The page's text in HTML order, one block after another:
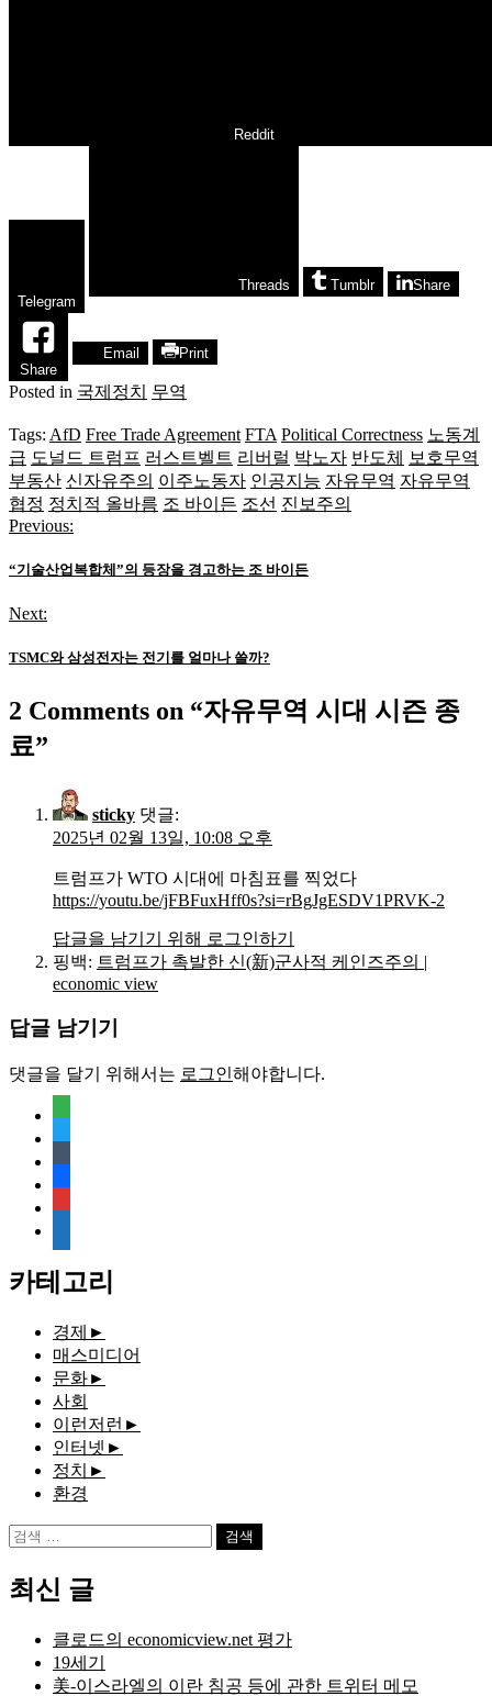
Reddit
Telegram
Threads Tumblr Share
Share
Email Print
Posted in 국제정치 무역
Tags: AfD Free Trade Agreement FTA Political Correctness 노동계
급 도널드 트럼프 러스트벨트 리버럴 박노자 반도체
보호무역
부동산 신자유주의 이주노동자 인공지능 자유무역 자유무역
협정 정치적 올바름 조 바이든 조선 진보주의
글
탐
색
Previous:
“기술산업복합체”의 등장을 경고하는 조 바이든
Next:
TSMC와 삼성전자는 전기를 얼마나 쓸까?
2 Comments on “자유무역 시대 시즌 종
료”
sticky 댓글:
2025년 02월 13일, 10:08 오후
트럼프가 WTO 시대에 마침표를 찍었다
https://youtu.be/jFBFuxHff0s?si=rBgJgESDV1PRVK-2
답글을 남기기 위해 로그인하기
핑백: 트럼프가 촉발한 신(新)군사적 케인즈주의 |
economic view
답글 남기기
댓글을 달기 위해서는 로그인해야합니다.
document
카테고리
경제 ►
매스미디어
문화►
사회
이런저런 ►
인터넷 ►
정치 ►
환경
검
최신 글
클로드의 economicview.net 평가
19세기
美-이스라엘의 이란 침공 등에 관한 트위터 메모